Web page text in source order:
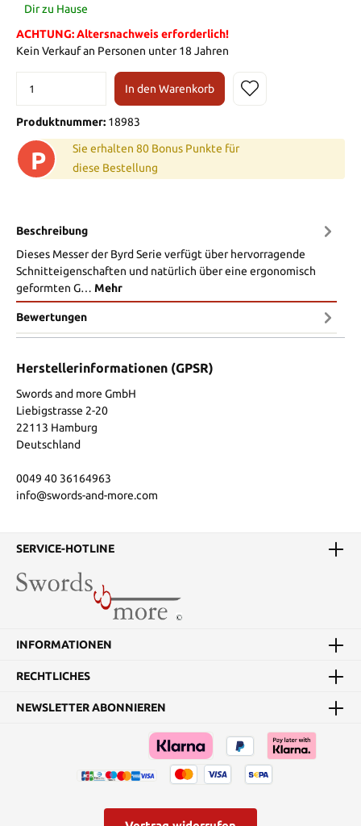
Dir zu Hause
ACHTUNG: Altersnachweis erforderlich!
Kein Verkauf an Personen unter 18 Jahren
In den Warenkorb
Produktnummer: 18983
P
Sie erhalten 80 Bonus Punkte für
diese Bestellung
Beschreibung
Dieses Messer der Byrd Serie verfügt über hervorragende
Schnitteigenschaften und natürlich über eine ergonomisch
geformten G… Mehr
Bewertungen
Herstellerinformationen (GPSR)
Swords and more GmbH
Liebigstrasse 2-20
22113 Hamburg
Deutschland
0049 40 36164963
info@swords-and-more.com
SERVICE-HOTLINE
INFORMATIONEN
RECHTLICHES
NEWSLETTER ABONNIEREN